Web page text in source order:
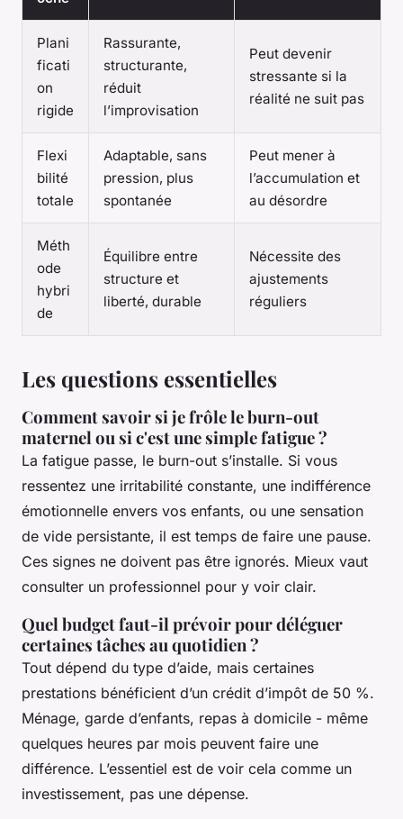
Plani
ficati
on
rigide
Rassurante,
structurante,
réduit
l’improvisation
Peut devenir
stressante si la
réalité ne suit pas
Flexi
bilité
totale
Adaptable, sans
pression, plus
spontanée
Peut mener à
l’accumulation et
au désordre
Méth
ode
hybri
de
Équilibre entre
structure et
liberté, durable
Nécessite des
ajustements
réguliers
Les questions essentielles
Comment savoir si je frôle le burn-out
maternel ou si c'est une simple fatigue ?
La fatigue passe, le burn-out s’installe. Si vous
ressentez une irritabilité constante, une indifférence
émotionnelle envers vos enfants, ou une sensation
de vide persistante, il est temps de faire une pause.
Ces signes ne doivent pas être ignorés. Mieux vaut
consulter un professionnel pour y voir clair.
Quel budget faut-il prévoir pour déléguer
certaines tâches au quotidien ?
Tout dépend du type d’aide, mais certaines
prestations bénéficient d’un crédit d’impôt de 50 %.
Ménage, garde d’enfants, repas à domicile - même
quelques heures par mois peuvent faire une
différence. L’essentiel est de voir cela comme un
investissement, pas une dépense.